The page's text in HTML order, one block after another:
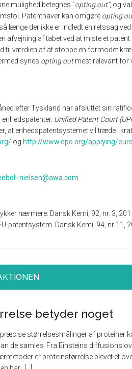
mulighed betegnes ”opting out”, og
Patenthaver kan omgøre opting
længe der ikke er indledt en retssag
afvejning af tabet ved at miste et patent
til værdien af at stoppe en formodet
synes opting outmest relevant for
efter Tyskland har afsluttet sin
Unified Patent Court
at enhedspatentsystemet vil træde i
og http://www.epo.org/applying/
nielsen@awa.com
nærmere. Dansk Kemi, 92, nr. 3,
patentsystem. Dansk Kemi, 94, nr 11,
betyder noget
størrelsesmålinger af proteiner
de samles. Fra Einsteins
er proteinstørrelse blevet et